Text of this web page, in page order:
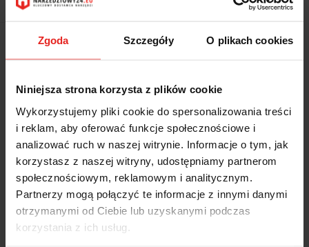
Zgoda Szczegóły O plikach cookies
Niniejsza strona korzysta z plików cookie
Wykorzystujemy pliki cookie do spersonalizowania treści
i reklam, aby oferować funkcje społecznościowe i
analizować ruch w naszej witrynie. Informacje o tym, jak
korzystasz z naszej witryny, udostępniamy partnerom
społecznościowym, reklamowym i analitycznym.
Partnerzy mogą połączyć te informacje z innymi danymi
otrzymanymi od Ciebie lub uzyskanymi podczas
korzystania z ich usług.
Wysyłka+2dni (dostawa 0 od 1000zł net.*)
OPIS
INFORMACJE DOT.
BEZPIECZEŃSTWA
OPINIE I OCENY (0)